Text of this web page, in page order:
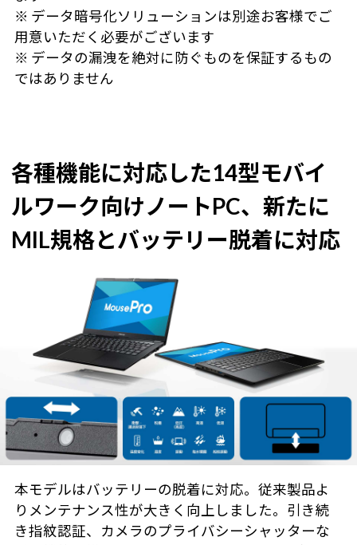
※ データ暗号化ソリューションは別途お客様でご
用意いただく必要がございます
※ データの漏洩を絶対に防ぐものを保証するもの
ではありません
各種機能に対応した14型モバイ
ルワーク向けノートPC、 新たに
MIL規格とバッテリー脱着に対応
本モデルはバッテリーの脱着に対応。従来製品よ
りメンテナンス性が大きく向上しました。引き続
き指紋認証、カメラのプライバシーシャッターな